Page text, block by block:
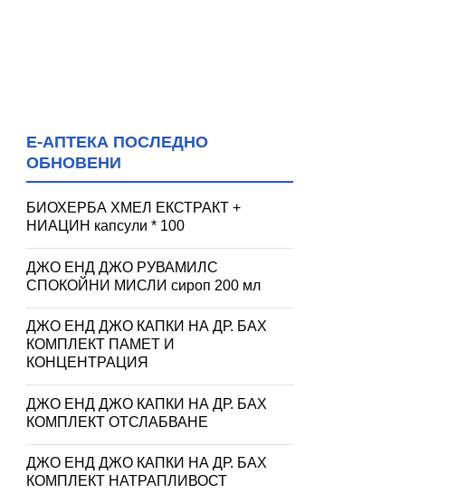
Е-АПТЕКА ПОСЛЕДНО
ОБНОВЕНИ
БИОХЕРБА ХМЕЛ ЕКСТРАКТ +
НИАЦИН капсули * 100
ДЖО ЕНД ДЖО РУВАМИЛС
СПОКОЙНИ МИСЛИ сироп 200 мл
ДЖО ЕНД ДЖО КАПКИ НА ДР. БАХ
КОМПЛЕКТ ПАМЕТ И
КОНЦЕНТРАЦИЯ
ДЖО ЕНД ДЖО КАПКИ НА ДР. БАХ
КОМПЛЕКТ ОТСЛАБВАНЕ
ДЖО ЕНД ДЖО КАПКИ НА ДР. БАХ
КОМПЛЕКТ НАТРАПЛИВОСТ